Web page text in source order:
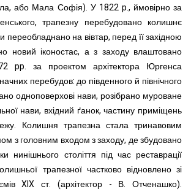
або Мала Софія). У 1822 p., ймовірно за
трапезну перебудовано колишнє
на вівтар, перед її західною
новий іконостас, а з заходу влаштовано
pp. за проектом архітектора Юргенса
перебудов: до південного й північного
одноповерхові нави, розібрано муроване
нави, вхідний ґанок, частину приміщень
Колишня трапезна стала тринавовим
з головним входом з заходу, де збудовано
нинішнього століття під час реставрації
трапезної частково відновлено зі
XIX ст. (архітектор - В. Отченашко).